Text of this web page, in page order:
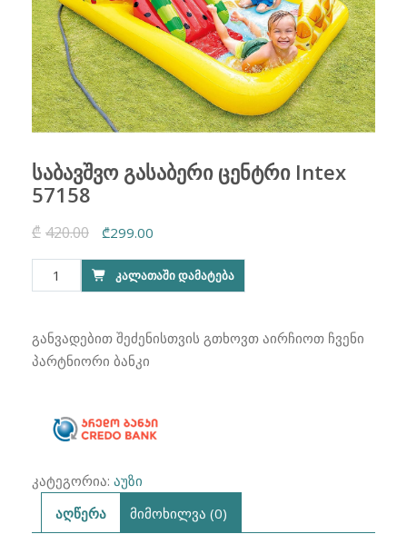
საბავშვო გასაბერი ცენტრი Intex
57158
₾ 420.00
Original
price
was:
₾299.00
price
is:
რაოდენობა:
საბავშვო
ცენტრი
Intex
ᲙᲐᲚᲐᲗᲐᲨᲘ ᲓᲐᲛᲐᲢᲔᲑᲐ
განვადებით შეძენისთვის გთხოვთ აირჩიოთ ჩვენი
პარტნიორი ბანკი
კატეგორია: აუზი
აღწერა
მიმოხილვა (0)